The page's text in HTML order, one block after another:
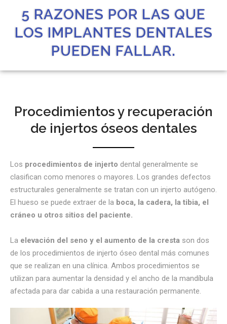
5 RAZONES POR LAS QUE
LOS IMPLANTES DENTALES
PUEDEN FALLAR.
Procedimientos y recuperación
de injertos óseos dentales
Los procedimientos de injerto dental generalmente se
clasifican como menores o mayores. Los grandes defectos
estructurales generalmente se tratan con un injerto autógeno.
El hueso se puede extraer de la boca, la cadera, la tibia, el
cráneo u otros sitios del paciente.
La elevación del seno y el aumento de la cresta son dos
de los procedimientos de injerto óseo dental más comunes
que se realizan en una clínica. Ambos procedimientos se
utilizan para aumentar la densidad y el ancho de la mandíbula
afectada para dar cabida a una restauración permanente.